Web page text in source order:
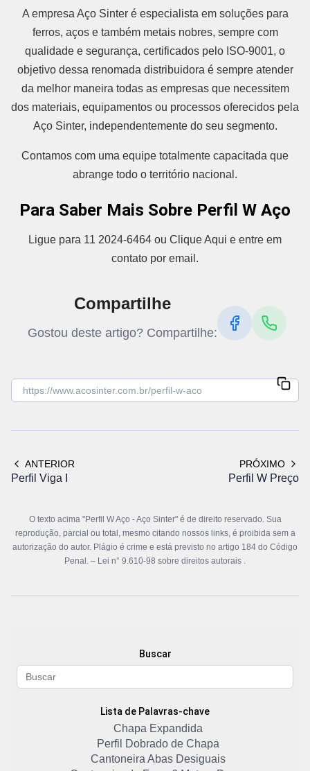
A empresa Aço Sinter é especialista em soluções para
ferros, aços e também metais nobres, sempre com
qualidade e segurança, certificados pelo ISO-9001, o
objetivo dessa renomada distribuidora é sempre atender
da melhor maneira todas as empresas que necessitem
dos materiais, equipamentos ou processos oferecidos pela
Aço Sinter, independentemente do seu segmento.
Contamos com uma equipe totalmente capacitada que
abrange todo o território nacional.
Para Saber Mais Sobre Perfil W Aço
Ligue para 11 2024-6464 ou Clique Aqui e entre em
contato por email.
Compartilhe
Gostou deste artigo? Compartilhe:
ANTERIOR
Perfil Viga I
PRÓXIMO
Perfil W Preço
O texto acima "Perfil W Aço - Aço Sinter" é de direito reservado. Sua
reprodução, parcial ou total, mesmo citando nossos links, é proibida sem a
autorização do autor. Plágio é crime e está previsto no artigo 184 do Código
Penal. – Lei n° 9.610-98 sobre direitos autorais .
Buscar
Lista de Palavras-chave
Chapa Expandida
Perfil Dobrado de Chapa
Cantoneira Abas Desiguais